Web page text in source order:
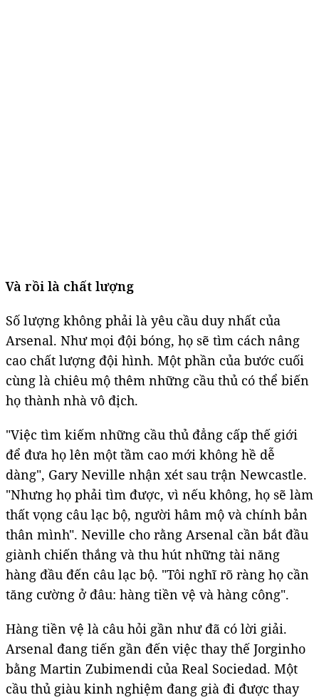
Và rồi là chất lượng
Số lượng không phải là yêu cầu duy nhất của
Arsenal. Như mọi đội bóng, họ sẽ tìm cách nâng
cao chất lượng đội hình. Một phần của bước cuối
cùng là chiêu mộ thêm những cầu thủ có thể biến
họ thành nhà vô địch.
"Việc tìm kiếm những cầu thủ đẳng cấp thế giới
để đưa họ lên một tầm cao mới không hề dễ
dàng", Gary Neville nhận xét sau trận Newcastle.
"Nhưng họ phải tìm được, vì nếu không, họ sẽ làm
thất vọng câu lạc bộ, người hâm mộ và chính bản
thân mình". Neville cho rằng Arsenal cần bắt đầu
giành chiến thắng và thu hút những tài năng
hàng đầu đến câu lạc bộ. "Tôi nghĩ rõ ràng họ cần
tăng cường ở đâu: hàng tiền vệ và hàng công".
Hàng tiền vệ là câu hỏi gần như đã có lời giải.
Arsenal đang tiến gần đến việc thay thế Jorginho
bằng Martin Zubimendi của Real Sociedad. Một
cầu thủ giàu kinh nghiệm đang già đi được thay